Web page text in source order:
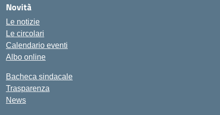
Novità
Le notizie
Le circolari
Calendario eventi
Albo online
Bacheca sindacale
Trasparenza
News